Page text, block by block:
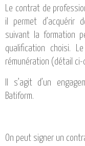
Le contrat de
il permet d’acquérir
suivant la formation
qualification choisi.
rémunération (détail
Il s’agit d’un
Batiform.
On peut signer un